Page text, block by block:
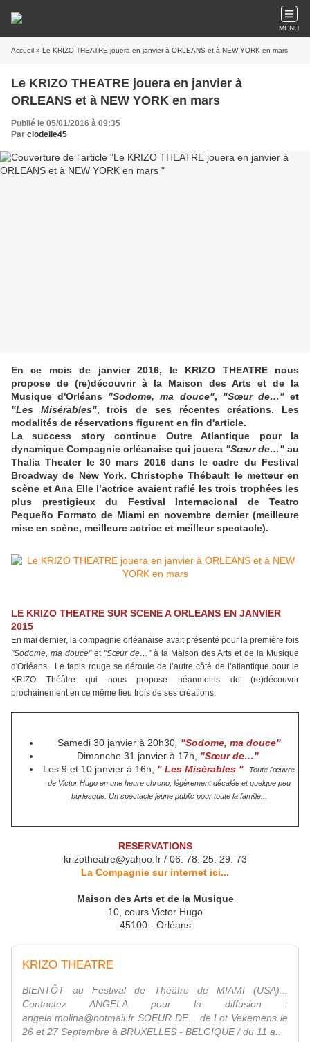
MENU
Accueil » Le KRIZO THEATRE jouera en janvier à ORLEANS et à NEW YORK en mars
Le KRIZO THEATRE jouera en janvier à
ORLEANS et à NEW YORK en mars
Publié le 05/01/2016 à 09:35
Par clodelle45
En ce mois de janvier 2016, le KRIZO THEATRE nous
propose de (re)découvrir à la Maison des Arts et de la
Musique d'Orléans "Sodome, ma douce", "Sœur de…"et
"Les Misérables", trois de ses récentes créations. Les
modalités de réservations figurent en fin d'article.
La success story continue Outre Atlantique pour la
dynamique Compagnie orléanaise qui jouera "Sœur de…" au
Thalia Theater le 30 mars 2016 dans le cadre du Festival
Broadway de New York. Christophe Thébault le metteur en
scène et Ana Elle l’actrice avaient raflé les trois trophées les
plus prestigieux du Festival Internacional de Teatro
Pequeño Formato de Miami en novembre dernier (meilleure
mise en scène, meilleure actrice et meilleur spectacle).
LE KRIZO THEATRE SUR SCENE A ORLEANS EN JANVIER
2015
En mai dernier, la compagnie orléanaise avait présenté pour la première fois
"Sodome, ma douce"et "Sœur de…"à la Maison des Arts et de la Musique
d'Orléans. Le tapis rouge se déroule de l’autre côté de l’atlantique pour le
KRIZO Théâtre qui nous propose néanmoins de (re)découvrir
prochainement en ce même lieu trois de ses créations:
Samedi 30 janvier à 20h30, "Sodome, ma douce"
Dimanche 31 janvier à 17h,
"Sœur de…"
Les 9 et 10 janvier à 16h,
" Les Misérables "
Toute l'œuvre
de Victor Hugo en une heure chrono, légèrement décalée et quelque peu
burlesque. Un spectacle jeune public pour toute la famille...
RESERVATIONS
krizotheatre@yahoo.fr / 06. 78. 25. 29. 73
La Compagnie sur internet ici...
Maison des Arts et de la Musique
10, cours Victor Hugo
45100 - Orléans
KRIZO THEATRE
BIENTÔT au Festival de Théâtre de MIAMI (USA)...
Contactez ANGELA pour la diffusion :
angela.molina@hotmail.fr SOEUR DE... de Lot Vekemens le
26 et 27 Septembre à BRUXELLES - BELGIQUE / du 11 a...